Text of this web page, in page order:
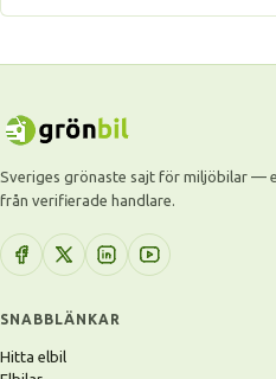
Sveriges grönaste sajt för miljöbilar —
från verifierade handlare.
SNABBLÄNKAR
Hitta elbil